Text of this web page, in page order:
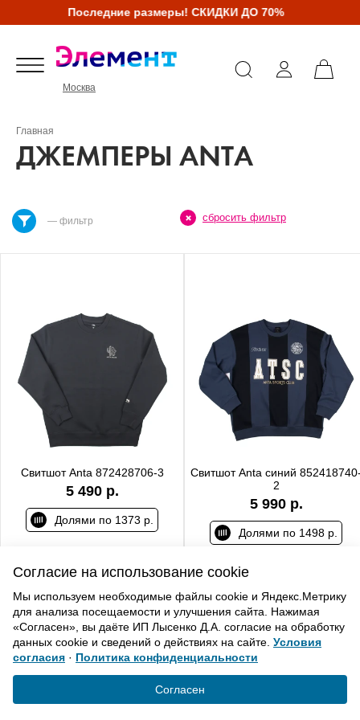
Последние размеры! СКИДКИ ДО 70%
Москва
Главная
ДЖЕМПЕРЫ ANTA
— фильтр сбросить фильтр
Свитшот Anta 872428706-3
5 490 р.
Долями по 1373 р.
Свитшот Anta синий
2
5 990 р.
Долями по 1498 р.
ВВЕРХ
Политика конфиденциальности
Согласие на обработку
© «Элемент». 2013-2021 Все права защищены.
Согласие на использование cookie
Мы используем необходимые файлы cookie и Яндекс.Метрику
для анализа посещаемости и улучшения сайта. Нажимая
«Согласен», вы даёте ИП Лысенко Д.А. согласие на обработку
данных cookie и сведений о действиях на сайте. Условия
согласия · Политика конфиденциальности
Согласен